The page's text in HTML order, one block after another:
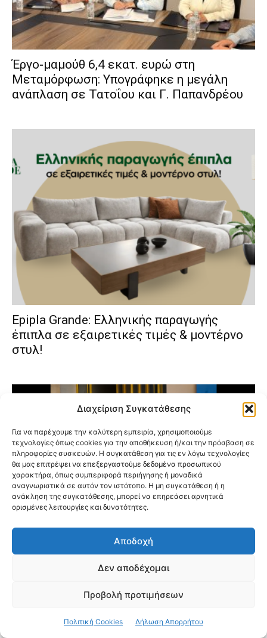
Διαχείριση Συγκατάθεσης
Για να παρέχουμε την καλύτερη εμπειρία, χρησιμοποιούμε
τεχνολογίες όπως cookies για την αποθήκευση ή/και την πρόσβαση σε
πληροφορίες συσκευών. Η συγκατάθεση για τις εν λόγω τεχνολογίες
θα μας επιτρέψει να επεξεργαστούμε δεδομένα προσωπικού
χαρακτήρα, όπως συμπεριφορά περιήγησης ή μοναδικά
αναγνωριστικά σε αυτόν τον ιστότοπο. Η μη συγκατάθεση ή η
ανάκληση της συγκατάθεσης, μπορεί να επηρεάσει αρνητικά
ορισμένες λειτουργίες και δυνατότητες.
Αποδοχή
Δεν αποδέχομαι
Προβολή προτιμήσεων
Πολιτική Cookies Δήλωση Απορρήτου
Έργο-μαμούθ 6,4 εκατ. ευρώ στη
Μεταμόρφωση: Υπογράφηκε η μεγάλη
ανάπλαση σε Τατοΐου και Γ. Παπανδρέου
Epipla Grande: Ελληνικής παραγωγής
έπιπλα σε εξαιρετικές τιμές & μοντέρνο
στυλ!
Καρέ-Καρέ η Έφοδος της ΕΛ.ΑΣ. για
Εξάρθρωση Συμμορίας Ναρκωτικών σε